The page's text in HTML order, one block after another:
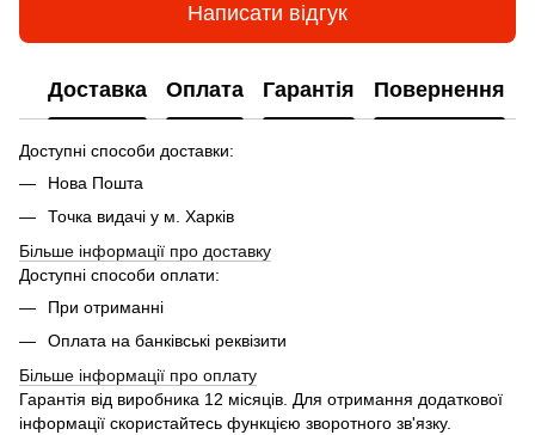
Написати відгук
Доставка Оплата Гарантія Повернення
Доступні способи доставки:
Нова Пошта
Точка видачі у м. Харків
Більше інформації про доставку
Доступні способи оплати:
При отриманні
Оплата на банківські реквізити
Більше інформації про оплату
Гарантія від виробника 12 місяців. Для отримання додаткової
інформації скористайтесь функцією зворотного зв'язку.